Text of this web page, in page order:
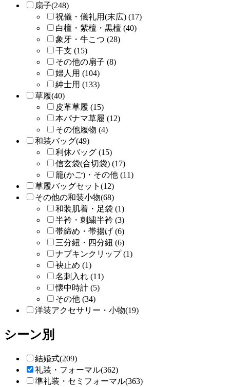
扇子(248)
祝儀・儀礼用(末広) (17)
白檀・紫檀・黒檀 (40)
象牙・牛こつ (28)
干支 (15)
その他の扇子 (8)
婦人用 (104)
紳士用 (133)
草履(40)
皮革草履 (15)
本パナマ草履 (12)
その他履物 (4)
和装バッグ(49)
利休バッグ (15)
信玄袋(合切袋) (17)
籠(かご)・その他 (11)
草履バッグセット(12)
その他の和装小物(68)
和装肌着・足袋 (1)
半衿・刺繍半衿 (3)
帯締め・帯揚げ (6)
三分紐・四分紐 (6)
ナプキンクリップ (1)
袂止め (1)
名刺入れ (11)
懐中時計 (5)
その他 (34)
洋装アクセサリー・小物(19)
シーン別
結婚式(209)
礼装・フォーマル(362)
準礼装・セミフォーマル(363)